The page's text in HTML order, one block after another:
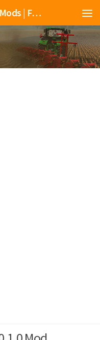
Landwirtschafts Simulator 25 Mods | Farming Simulator 25 Mods | FS25 Mods